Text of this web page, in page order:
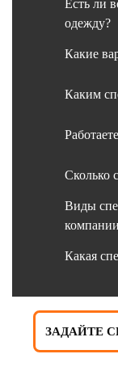
Есть ли
одежду?
Какие
Каким
Сколько
Виды
Какая
ЗАДАЙТЕ